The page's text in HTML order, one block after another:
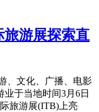
旅游展探索直
、文化、广播、电影
于当地时间3月6日
旅游展(ITB)上亮